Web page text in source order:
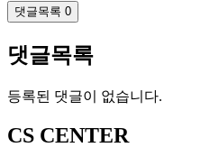
댓글목록 0
댓글목록
등록된 댓글이 없습니다.
CS CENTER